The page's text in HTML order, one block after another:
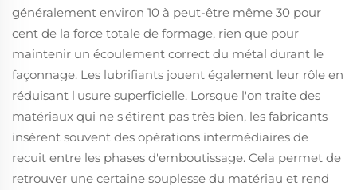
généralement environ 10 à peut-être même 30 pour
cent de la force totale de formage, rien que pour
maintenir un écoulement correct du métal durant le
façonnage. Les lubrifiants jouent également leur rôle en
réduisant l'usure superficielle. Lorsque l'on traite des
matériaux qui ne s'étirent pas très bien, les fabricants
insèrent souvent des opérations intermédiaires de
recuit entre les phases d'emboutissage. Cela permet de
retrouver une certaine souplesse du matériau et rend